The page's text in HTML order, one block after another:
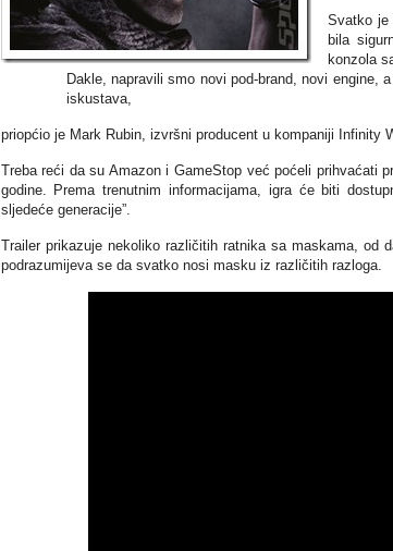
Svatko je
bila
konzola
Dakle, napravili smo novi pod-brand, novi engine,
iskustava,
priopćio je Mark Rubin, izvršni producent u kompaniji Infinity
Treba reći da su Amazon i GameStop već poćeli prihvaćati
godine. Prema trenutnim informacijama, igra će biti
sljedeće generacije”.
Trailer prikazuje nekoliko različitih ratnika sa maskama, od
podrazumijeva se da svatko nosi masku iz različitih razloga.